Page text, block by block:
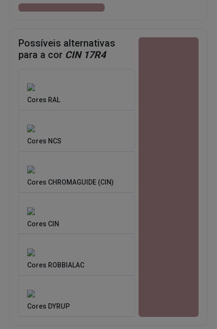
Possíveis alternativas
para a cor CIN 17R4
Cores RAL
Cores NCS
Cores CHROMAGUIDE (CIN)
Cores CIN
Cores ROBBIALAC
Cores DYRUP